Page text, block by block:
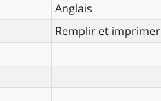
Anglais
Remplir et imprimer